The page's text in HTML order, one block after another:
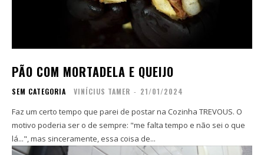
PÃO COM MORTADELA E QUEIJO
SEM CATEGORIA VINÍCIUS TAMER - 21/01/2024
Faz um certo tempo que parei de postar na Cozinha TREVOUS. O
motivo poderia ser o de sempre: "me falta tempo e não sei o que
lá...", mas sinceramente, essa coisa de...